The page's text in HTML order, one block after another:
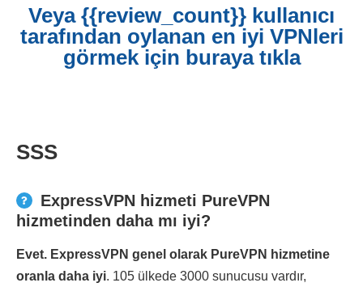
Veya {{review_count}} kullanıcı
tarafından oylanan en iyi VPNleri
görmek için buraya tıkla
SSS
ExpressVPN hizmeti PureVPN
hizmetinden daha mı iyi?
Evet. ExpressVPN genel olarak PureVPN hizmetine
oranla daha iyi. 105 ülkede 3000 sunucusu vardır,